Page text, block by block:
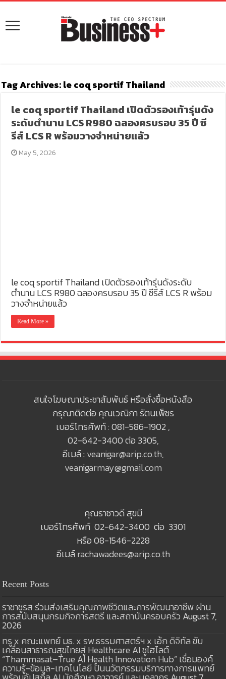
Tag Archives:le coq sportif Thailand
le coq sportif Thailand เปิดตัวรองเท้ารุ่นดัง
ระดับตำนาน LCS R980 ฉลองครบรอบ 35 ปี ซี
รีส์ LCS R พร้อมวางจำหน่ายแล้ว
May 5, 2026
le coq sportif Thailand เปิดตัวรองเท้ารุ่นดังระดับ
ตำนาน LCS R980 ฉลองครบรอบ 35 ปี ซีรีส์ LCS R พร้อม
วางจำหน่ายแล้ว
Read More »
สนใจโฆษณาประชาสัมพันธ์ หรือสั่งซื้อหนังสือ
กรุณาติดต่อ คุณเวณิกา รัตนเพ็ชร
เบอร์โทรศัพท์ : 081-586-1902 ,
02-642-3400 ต่อ 3305,
อีเมล์ : veanigar@arip.co.th,
veanigarmay@gmail.com
คุณราชาวดี สุขมี
เบอร์โทรศัพท์ 02-642-3400 ต่อ 3301
หรือ 08-1546-2228
อีเมล์rachawadees@arip.co.th
Recent Posts
ราชาชูรส ร่วมส่งเสริมคุณภาพชีวิตและการพัฒนาอาชีพ ผ่าน
การสนับสนุนกรมกิจการสตรี และสถาบันครอบครัว August 7,
2026
ทรู x คณะแพทย์ มธ. x รพ.ธรรมศาสตร์ฯ x เอ้ก ดิจิทัล ขับ
เคลื่อนสาธารณสุขไทยสู่ Healthcare AI ชูไฮไลต์
“Thammasat–True AI Health Innovation Hub” เชื่อมองค์
ความรู้-ข้อมูล-เทคโนโลยี ปั้นนวัตกรรมบริการทางการแพทย์